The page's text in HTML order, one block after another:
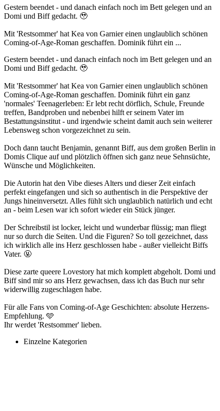
Gestern beendet - und danach einfach noch im Bett gelegen und an
Domi und Biff gedacht. 🥹
Mit 'Restsommer' hat Kea von Garnier einen unglaublich schönen
Coming-of-Age-Roman geschaffen. Dominik führt ein ...
Gestern beendet - und danach einfach noch im Bett gelegen und an
Domi und Biff gedacht. 🥹
Mit 'Restsommer' hat Kea von Garnier einen unglaublich schönen
Coming-of-Age-Roman geschaffen. Dominik führt ein ganz
'normales' Teenagerleben: Er lebt recht dörflich, Schule, Freunde
treffen, Bandproben und nebenbei hilft er seinem Vater im
Bestattungsinstitut - und irgendwie scheint damit auch sein weiterer
Lebensweg schon vorgezeichnet zu sein.
Doch dann taucht Benjamin, genannt Biff, aus dem großen Berlin in
Domis Clique auf und plötzlich öffnen sich ganz neue Sehnsüchte,
Wünsche und Möglichkeiten.
Die Autorin hat den Vibe dieses Alters und dieser Zeit einfach
perfekt eingefangen und sich so authentisch in die Perspektive der
Jungs hineinversetzt. Alles fühlt sich unglaublich natürlich und echt
an - beim Lesen war ich sofort wieder ein Stück jünger.
Der Schreibstil ist locker, leicht und wunderbar flüssig; man fliegt
nur so durch die Seiten. Und die Figuren? So toll gezeichnet, dass
ich wirklich alle ins Herz geschlossen habe - außer vielleicht Biffs
Vater. 🤬
Diese zarte queere Lovestory hat mich komplett abgeholt. Domi und
Biff sind mir so ans Herz gewachsen, dass ich das Buch nur sehr
widerwillig zugeschlagen habe.
Für alle Fans von Coming-of-Age Geschichten: absolute Herzens-
Empfehlung. 🩵
Ihr werdet 'Restsommer' lieben.
Einzelne Kategorien